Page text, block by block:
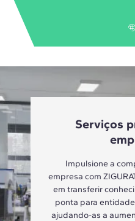
Serviços
Impulsione a
empresa com
em transferir
ponta para
ajudando-as a